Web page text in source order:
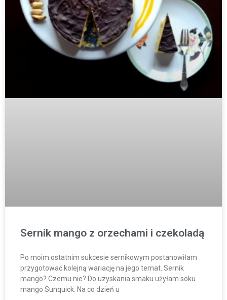
Sernik mango z orzechami i czekoladą
Po moim ostatnim sukcesie sernikowym postanowiłam
przygotować kolejną wariację na jego temat. Sernik
mango? Czemu nie? Do uzyskania smaku użyłam soku
mango Sunquick. Na co dzień u